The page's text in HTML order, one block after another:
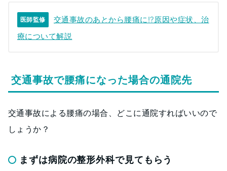
医師監修
交通事故のあとから腰痛に⁉原因や症状、治
療について解説
交通事故で腰痛になった場合の通院先
交通事故による腰痛の場合、どこに通院すればいいので
しょうか？
まずは病院の整形外科で見てもらう